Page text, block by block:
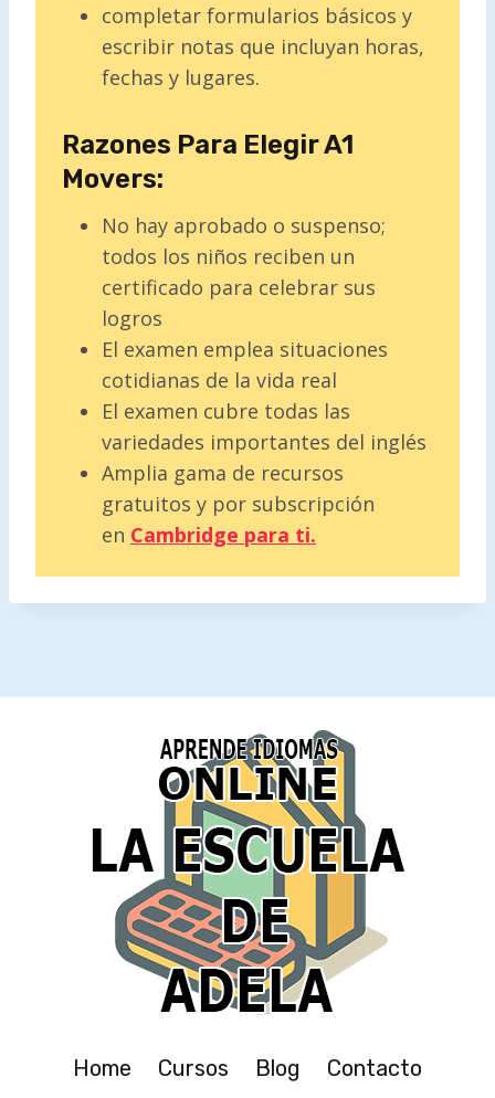
completar formularios básicos y
escribir notas que incluyan horas,
fechas y lugares.
Razones Para Elegir A1
Movers:
No hay aprobado o suspenso;
todos los niños reciben un
certificado para celebrar sus
logros
El examen emplea situaciones
cotidianas de la vida real
El examen cubre todas las
variedades importantes del inglés
Amplia gama de recursos
gratuitos y por subscripción
en Cambridge para ti.
Home Cursos Blog Contacto